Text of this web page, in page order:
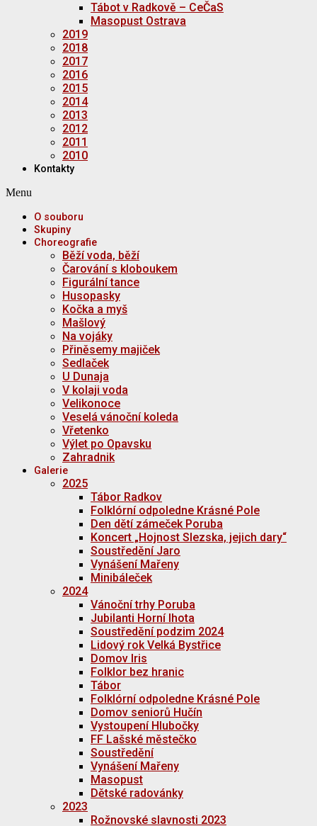
Tábot v Radkově – CeČaS
Masopust Ostrava
2019
2018
2017
2016
2015
2014
2013
2012
2011
2010
Kontakty
Menu
O souboru
Skupiny
Choreografie
Běží voda, běží
Čarování s kloboukem
Figurální tance
Husopasky
Kočka a myš
Mašlový
Na vojáky
Přiněsemy majiček
Sedlaček
U Dunaja
V kolaji voda
Velikonoce
Veselá vánoční koleda
Vřetenko
Výlet po Opavsku
Zahradnik
Galerie
2025
Tábor Radkov
Folklórní odpoledne Krásné Pole
Den dětí zámeček Poruba
Koncert „Hojnost Slezska, jejich dary“
Soustředění Jaro
Vynášení Mařeny
Minibáleček
2024
Vánoční trhy Poruba
Jubilanti Horní lhota
Soustředění podzim 2024
Lidový rok Velká Bystřice
Domov Iris
Folklor bez hranic
Tábor
Folklórní odpoledne Krásné Pole
Domov seniorů Hučín
Vystoupení Hlubočky
FF Lašské městečko
Soustředění
Vynášení Mařeny
Masopust
Dětské radovánky
2023
Rožnovské slavnosti 2023